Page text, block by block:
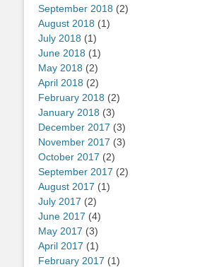
September 2018 (2)
August 2018 (1)
July 2018 (1)
June 2018 (1)
May 2018 (2)
April 2018 (2)
February 2018 (2)
January 2018 (3)
December 2017 (3)
November 2017 (3)
October 2017 (2)
September 2017 (2)
August 2017 (1)
July 2017 (2)
June 2017 (4)
May 2017 (3)
April 2017 (1)
February 2017 (1)